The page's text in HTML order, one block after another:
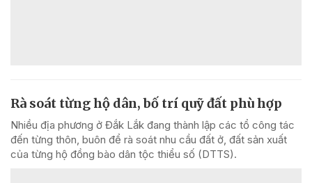
Rà soát từng hộ dân, bố trí quỹ đất phù hợp
Nhiều địa phương ở Đắk Lắk đang thành lập các tổ công tác
đến từng thôn, buôn để rà soát nhu cầu đất ở, đất sản xuất
của từng hộ đồng bào dân tộc thiểu số (DTTS).